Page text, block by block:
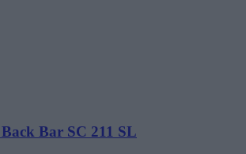
Back Bar SC 211 SL